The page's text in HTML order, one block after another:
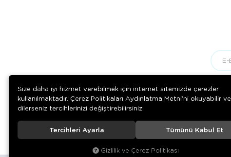
© 2020Rengarenk Pet Shop. Tüm hakları saklıdır.
Size daha iyi hizmet verebilmek için internet sitemizde çerezler
kullanılmaktadır. Çerez Politikaları Aydınlatma Metni’ni okuyabilir ve
dilerseniz tercihlerinizi değiştirebilirsiniz.
Tercihleri Ayarla Tümünü Kabul Et
Gizlilik ve Çerez Politikası